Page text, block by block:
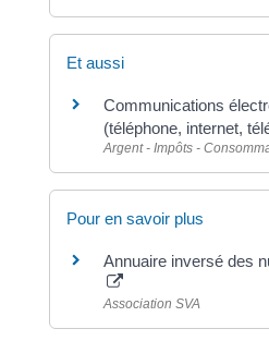
Et aussi
Communications
(téléphone, internet,
Argent - Impôts -
Pour en savoir plus
Annuaire inversé des
Association SVA